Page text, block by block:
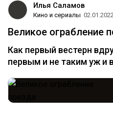
Илья Саламов
Кино и сериалы
Великое ограбление
Как первый вестерн
первым и не таким уж и